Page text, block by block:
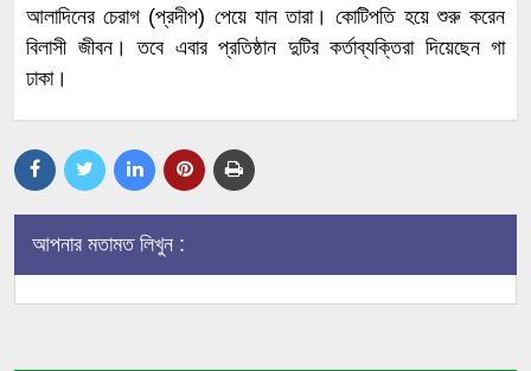
আলাদিনের চেরাগ (প্রদীপ) পেয়ে যান তারা। কোটিপতি হয়ে শুরু করেন
বিলাসী জীবন। তবে এবার প্রতিষ্ঠান দুটির কর্তাব্যক্তিরা দিয়েছেন গা
ঢাকা।
আপনার মতামত লিখুন :